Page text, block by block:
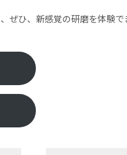
ぜひ、新感覚の研磨を体験